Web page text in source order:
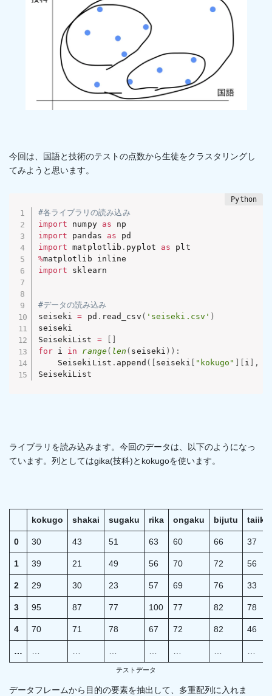
今回は、国語と技術のテストの点数から生徒をクラスタリングし
てみようと思います。
#各ライブラリの読み込み
import numpy as
import pandas as
import matplotlib . pyplot as
%
import sklearn
#データの読み込み
seiseki = pd . read_csv ( 'seiseki.csv' )
seiseki
SeisekiList =
for i in range( len ( seiseki ) ) :
    SeisekiList
. append ( seiseki "kokugo" i ,
SeisekiList
ライブラリを読み込みます。今回のデータは、以下のようになっ
ています。列としてはgika(技科)とkokugoを使います。
kokugo shakai sugaku rika ongaku bijutu taiiku
0 30 43 51 63 60 66 37
1 39 21 49 56 70 72 56
2 29 30 23 57 69 76 33
3 95 87 77 100 77 82 78
4 70 71 78 67 72 82 46
…
テストデータ
データフレームから目的の要素を抽出して、多重配列に入れま